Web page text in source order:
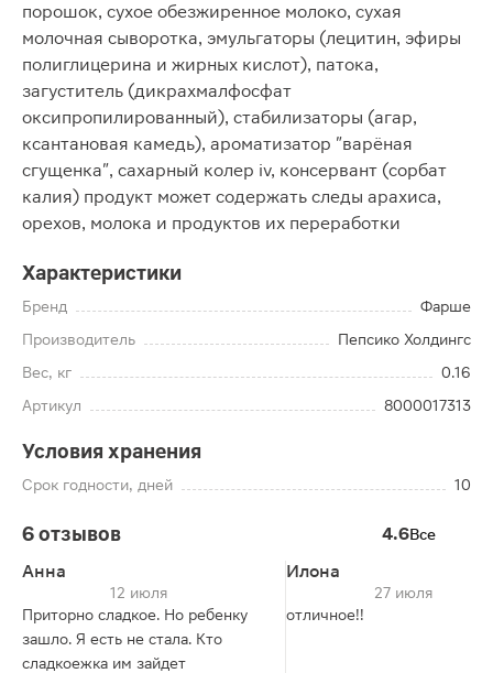
порошок, сухое обезжиренное молоко, сухая
молочная сыворотка, эмульгаторы (лецитин, эфиры
полиглицерина и жирных кислот), патока,
загуститель (дикрахмалфосфат
оксипропилированный), стабилизаторы (агар,
ксантановая камедь), ароматизатор "варёная
сгущенка", сахарный колер iv, консервант (сорбат
калия) продукт может содержать следы арахиса,
орехов, молока и продуктов их переработки
Характеристики
Бренд
Фарше
Производитель
Пепсико Холдингс
Вес, кг
0.16
Артикул
8000017313
Условия хранения
Срок годности, дней 10
6 отзывов 4.6Все
Анна
12 июля
Приторно сладкое. Но ребенку
зашло. Я есть не стала. Кто
сладкоежка им зайдет
Илона
27 июля
отличное!!